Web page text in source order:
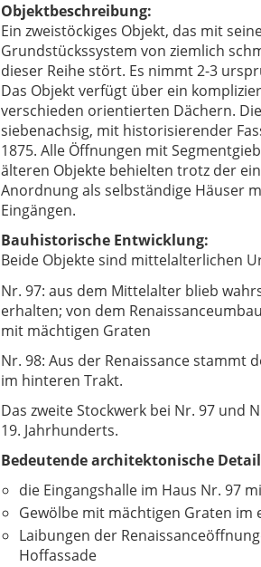
Objektbeschreibung:
Ein zweistöckiges Objekt, das mit
Grundstückssystem von ziemlich
dieser Reihe stört. Es nimmt 2-3
Das Objekt verfügt über ein
verschieden orientierten Dächern.
siebenachsig, mit historisierender
1875. Alle Öffnungen mit
älteren Objekte behielten trotz der
Anordnung als selbständige Häuser
Eingängen.
Bauhistorische Entwicklung:
Beide Objekte sind mittelalterlichen
Nr. 97: aus dem Mittelalter blieb
erhalten; von dem
mit mächtigen Graten
Nr. 98: Aus der Renaissance stammt
im hinteren Trakt.
Das zweite Stockwerk bei Nr. 97 und
19. Jahrhunderts.
Bedeutende architektonische
die Eingangshalle im Haus Nr. 97
Gewölbe mit mächtigen Graten im
Laibungen der
Hoffassade